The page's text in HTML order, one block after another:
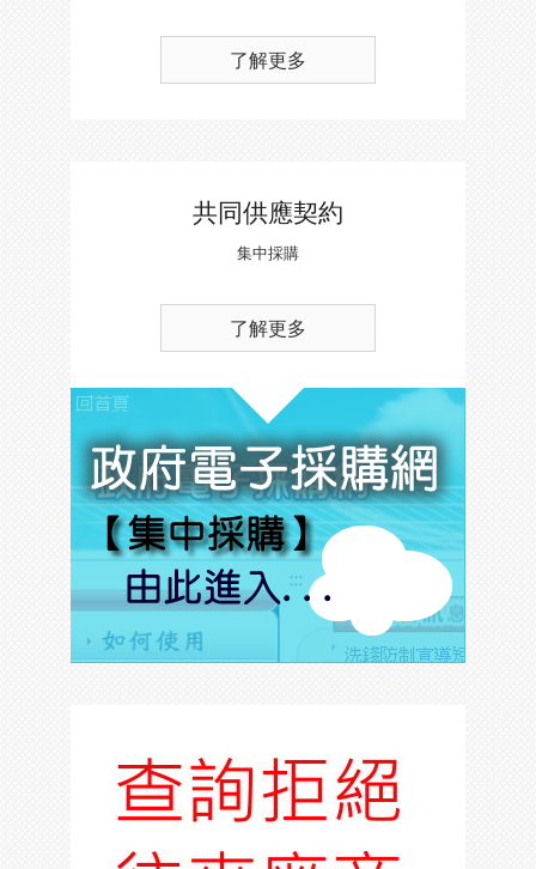
了解更多
共同供應契約
集中採購
了解更多